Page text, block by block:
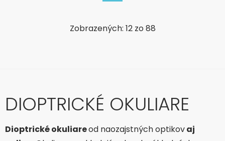
Zobrazených: 12 zo 88
DIOPTRICKÉ OKULIARE
Dioptrické okuliareod naozajstných optikovaj